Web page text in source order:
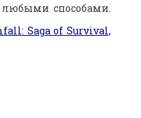
способами.
Saga of Survival,